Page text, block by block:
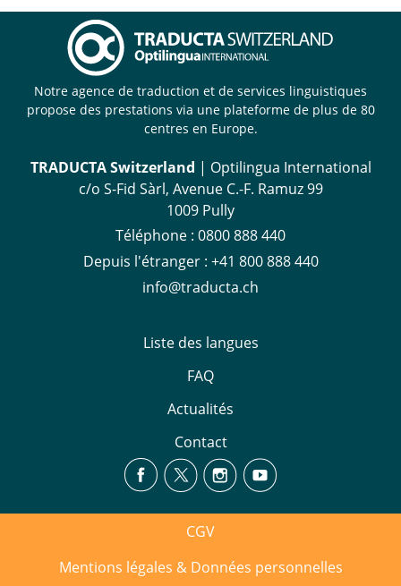
Notre agence de traduction et de services linguistiques
propose des prestations via une plateforme de plus de 80
centres en Europe.
TRADUCTA Switzerland | Optilingua International
c/o S-Fid Sàrl, Avenue C.-F. Ramuz 99
1009 Pully
Téléphone : 0800 888 440
Depuis l'étranger : +41 800 888 440
info@traducta.ch
Liste des langues
FAQ
Actualités
Contact
CGV
Mentions légales & Données personnelles